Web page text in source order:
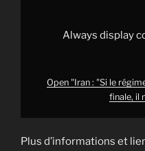
Always display
Open "Iran : "Si le
finale, il
Plus d’informations et